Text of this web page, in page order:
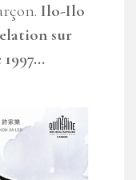
Ilo-Ilo
sur